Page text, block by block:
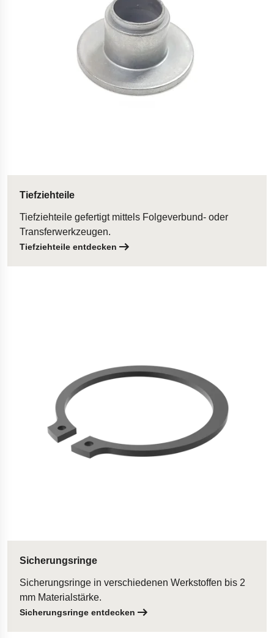
Tiefziehteile
Tiefziehteile gefertigt mittels Folgeverbund- oder
Transferwerkzeugen.
Tiefziehteile entdecken
Sicherungsringe
Sicherungsringe in verschiedenen Werkstoffen bis 2
mm Materialstärke.
Sicherungsringe entdecken